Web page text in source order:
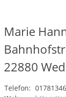
Marie
22880
Telefon: